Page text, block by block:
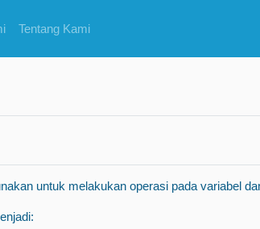
Tentang Kami
untuk melakukan operasi pada variabel